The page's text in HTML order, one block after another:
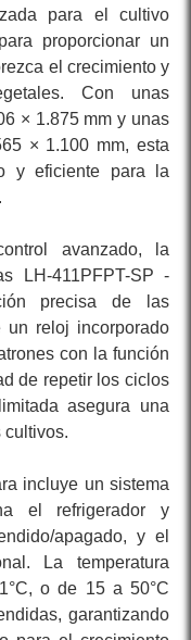
para el cultivo
proporcionar un
el crecimiento y
Con unas
× 1.875 mm y unas
× 1.100 mm, esta
y eficiente para la
avanzado, la
LH-411PFPT-SP -
precisa de las
un reloj incorporado
con la función
de repetir los ciclos
asegura una
cultivos.
incluye un sistema
el refrigerador y
apagado, y el
La temperatura
o de 15 a 50°C
garantizando